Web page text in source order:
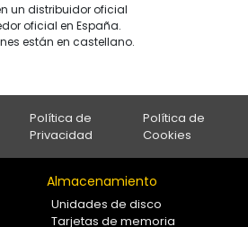
un distribuidor oficial
oficial en España.
están en castellano.
Política de
Privacidad
Política de
Cookies
Almacenamiento
Unidades de disco
Tarjetas de memoria